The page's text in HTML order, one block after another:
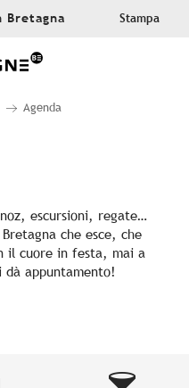
Stampa
Agenda
aux favoris
escursioni, regate…
che esce, che
il cuore in festa, mai a
appuntamento!